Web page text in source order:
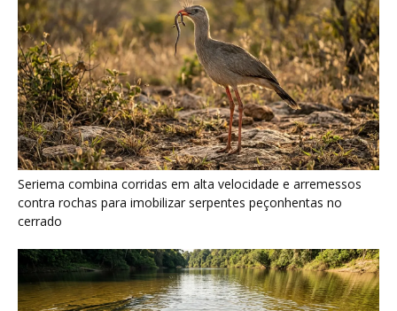
Seriema combina corridas em alta velocidade e arremessos
contra rochas para imobilizar serpentes peçonhentas no
cerrado